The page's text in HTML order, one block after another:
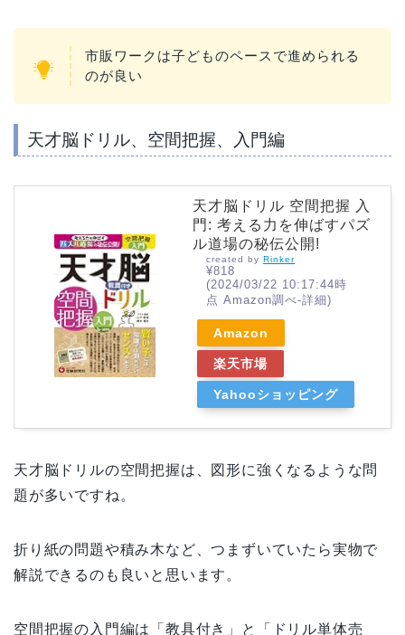
市販ワークは子どものペースで進められる
のが良い
天才脳ドリル、空間把握、入門編
天才脳ドリル 空間把握 入
門: 考える力を伸ばすパズ
ル道場の秘伝公開!
created by Rinker
¥818
(2024/03/22 10:17:44時
点 Amazon調べ-詳細)
Amazon
楽天市場
Yahooショッピング
天才脳ドリルの空間把握は、図形に強くなるような問
題が多いですね。
折り紙の問題や積み木など、つまずいていたら実物で
解説できるのも良いと思います。
空間把握の入門編は「教具付き」と「ドリル単体売